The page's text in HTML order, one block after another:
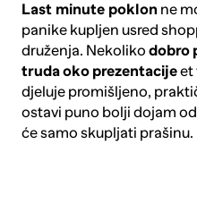
Last minute poklon ne
panike kupljen usred
druženja. Nekoliko dobro
trudaoko prezentacijeet
djeluje promišljeno,
ostavi puno bolji dojam
će samo skupljati prašinu.